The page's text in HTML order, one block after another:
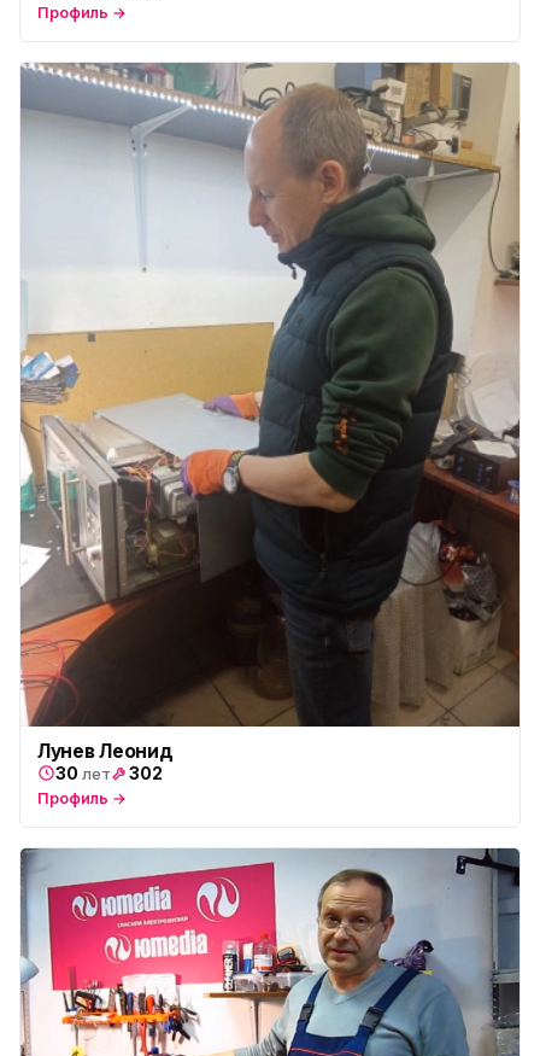
Профиль →
Лунев Леонид
30 лет 302
Профиль →